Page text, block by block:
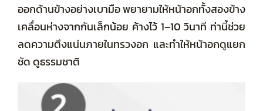
ออกด้านข้างอย่างเบามือ พยายามให้หน้าอกทั้งสองข้าง
เคลื่อนห่างจากกันเล็กน้อย ค้างไว้ 1–10 วินาที ท่านี้ช่วย
ลดความตึงแน่นภายในทรวงอก และทำให้หน้าอกดูแยก
ชัด ดูธรรมชาติ